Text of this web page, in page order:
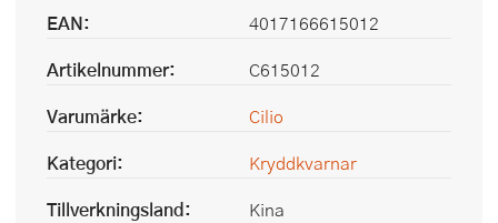
EAN:
4017166615012
Artikelnummer:
C615012
Varumärke:
Cilio
Kategori:
Kryddkvarnar
Tillverkningsland:
Kina